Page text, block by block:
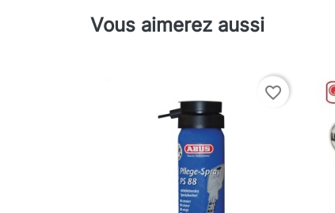
Vous aimerez aussi
favorite_border